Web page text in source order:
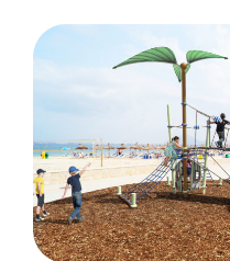
News
Kontakt